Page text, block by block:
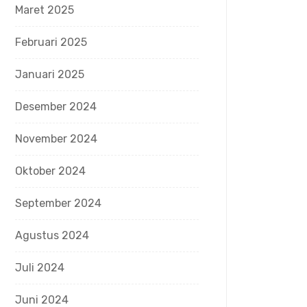
Maret 2025
Februari 2025
Januari 2025
Desember 2024
November 2024
Oktober 2024
September 2024
Agustus 2024
Juli 2024
Juni 2024